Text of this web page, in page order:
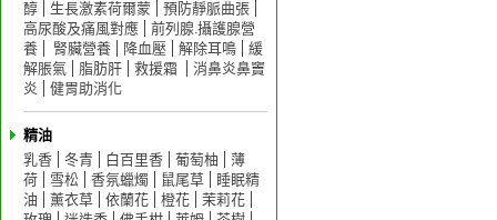
醇
生長激素荷爾蒙
預防靜脈曲張
高尿酸及痛風對應
前列腺.攝護腺營
養
腎臟營養 降血壓 解除耳鳴
緩
解脹氣
脂肪肝 救援霜
消鼻炎鼻竇
炎
健胃助消化
精油
乳香
冬青 白百里香 葡萄柚
薄
荷
雪松 香氛蠟燭 鼠尾草
睡眠精
油
薰衣草 依蘭花 橙花
茉莉花